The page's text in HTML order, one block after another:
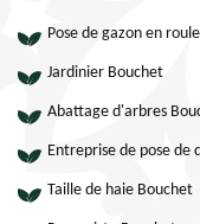
Pose de gazon en
Jardinier Bouchet
Abattage d'arbres
Entreprise de pose de
Taille de haie Bouchet